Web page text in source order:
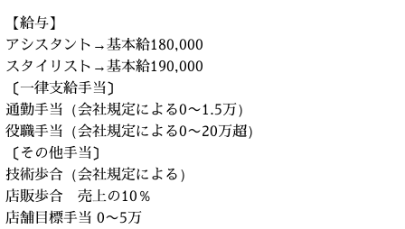
【給与】
アシスタント→基本給180,000
スタイリスト→基本給190,000
〔一律支給手当〕
通勤手当（会社規定による0〜1.5万）
役職手当（会社規定による0〜20万超）
〔その他手当〕
技術歩合（会社規定による）
店販歩合 売上の10％
店舗目標手当 0〜5万